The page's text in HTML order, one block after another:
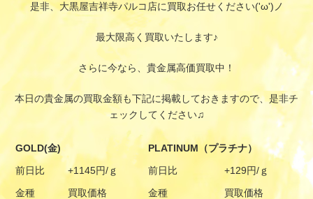
是非、大黒屋吉祥寺パルコ店に買取お任せください('ω')ノ
最大限高く買取いたします♪
さらに今なら、貴金属高価買取中！
本日の貴金属の買取金額も下記に掲載しておきますので、是非チ
ェックしてください♫
GOLD(金)
PLATINUM（プラチナ）
前日比
+1145円/ｇ 前日比
+129円/ｇ
金種
買取価格 金種
買取価格